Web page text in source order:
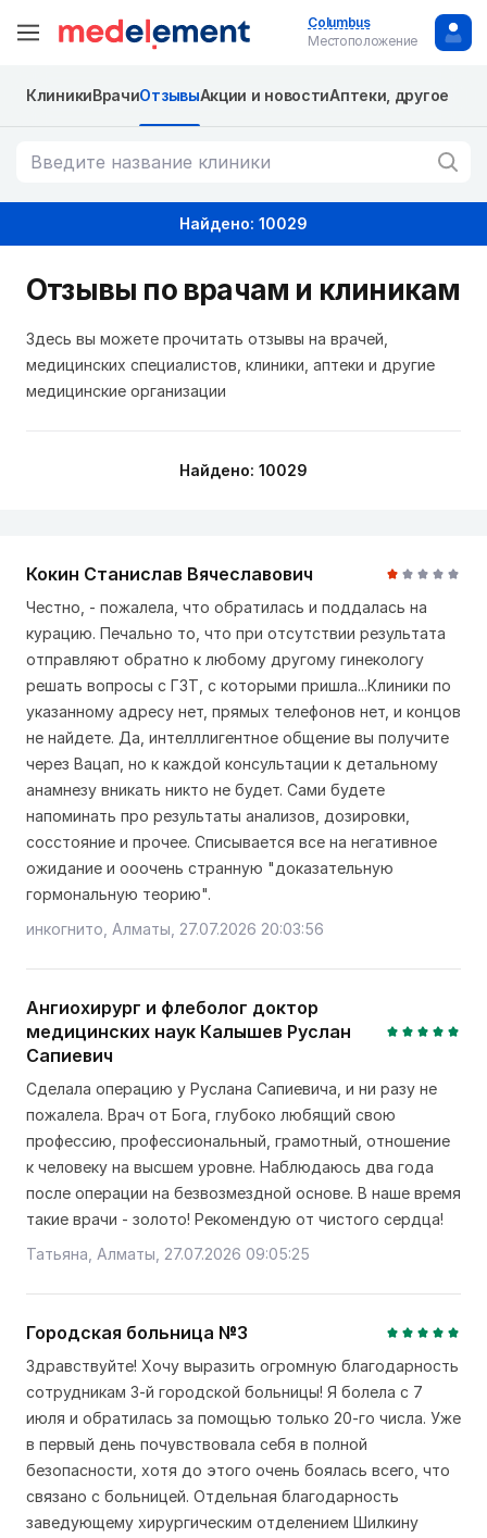
Columbus
Местоположение
КлиникиВрачиОтзывыАкции и новостиАптеки, другое
Найдено: 10029
Отзывы по врачам и клиникам
Здесь вы можете прочитать отзывы на врачей,
медицинских специалистов, клиники, аптеки и другие
медицинские организации
Найдено: 10029
Кокин Станислав Вячеславович
Честно, - пожалела, что обратилась и поддалась на
курацию. Печально то, что при отсутствии результата
отправляют обратно к любому другому гинекологу
решать вопросы с ГЗТ, с которыми пришла...Клиники по
указанному адресу нет, прямых телефонов нет, и концов
не найдете. Да, интелллигентное общение вы получите
через Вацап, но к каждой консультации к детальному
анамнезу вникать никто не будет. Сами будете
напоминать про результаты анализов, дозировки,
сосстояние и прочее. Списывается все на негативное
ожидание и ооочень странную "доказательную
гормональную теорию".
инкогнито, Алматы, 27.07.2026 20:03:56
Ангиохирург и флеболог доктор
медицинских наук Калышев Руслан
Сапиевич
Сделала операцию у Руслана Сапиевича, и ни разу не
пожалела. Врач от Бога, глубоко любящий свою
профессию, профессиональный, грамотный, отношение
к человеку на высшем уровне. Наблюдаюсь два года
после операции на безвозмездной основе. В наше время
такие врачи - золото! Рекомендую от чистого сердца!
Татьяна, Алматы, 27.07.2026 09:05:25
Городская больница №3
Здравствуйте! Хочу выразить огромную благодарность
сотрудникам 3-й городской больницы! Я болела с 7
июля и обратилась за помощью только 20-го числа. Уже
в первый день почувствовала себя в полной
безопасности, хотя до этого очень боялась всего, что
связано с больницей. Отдельная благодарность
заведующему хирургическим отделением Шилкину